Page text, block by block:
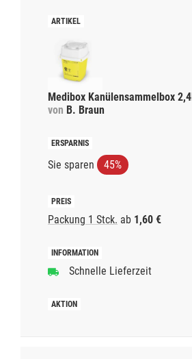
Medibox Kanülensammelbox 2,4l
von B. Braun
Sie sparen 45%
Packung 1 Stck. ab 1,60 €
Schnelle Lieferzeit